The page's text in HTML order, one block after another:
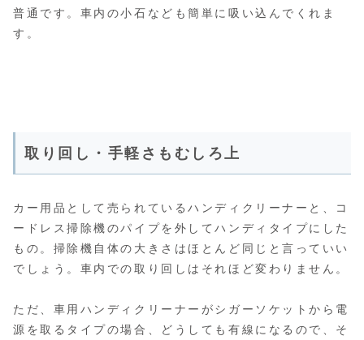
普通です。車内の小石なども簡単に吸い込んでくれま
す。
取り回し・手軽さもむしろ上
カー用品として売られているハンディクリーナーと、コ
ードレス掃除機のパイプを外してハンディタイプにした
もの。掃除機自体の大きさはほとんど同じと言っていい
でしょう。車内での取り回しはそれほど変わりません。
ただ、車用ハンディクリーナーがシガーソケットから電
源を取るタイプの場合、どうしても有線になるので、そ